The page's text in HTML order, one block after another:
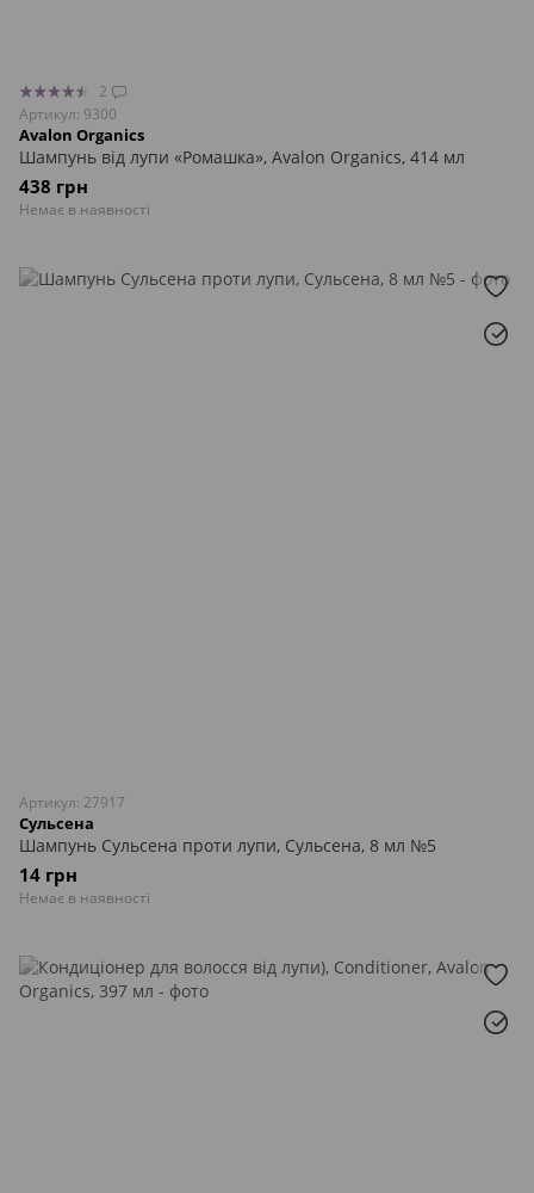
2
Артикул: 9300
Avalon Organics
Шампунь від лупи «Ромашка», Avalon Organics, 414 мл
438 грн
Немає в наявності
Артикул: 27917
Сульсена
Шампунь Сульсена проти лупи, Сульсена, 8 мл №5
14 грн
Немає в наявності